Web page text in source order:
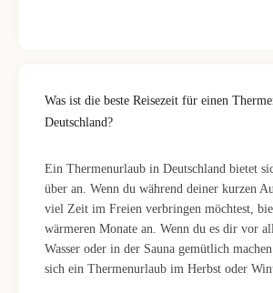
Was ist die beste Reisezeit für einen
Deutschland?
Ein Thermenurlaub in Deutschland bietet
über an. Wenn du während deiner kurzen
viel Zeit im Freien verbringen möchtest,
wärmeren Monate an. Wenn du es dir vor
Wasser oder in der Sauna gemütlich
sich ein Thermenurlaub im Herbst oder